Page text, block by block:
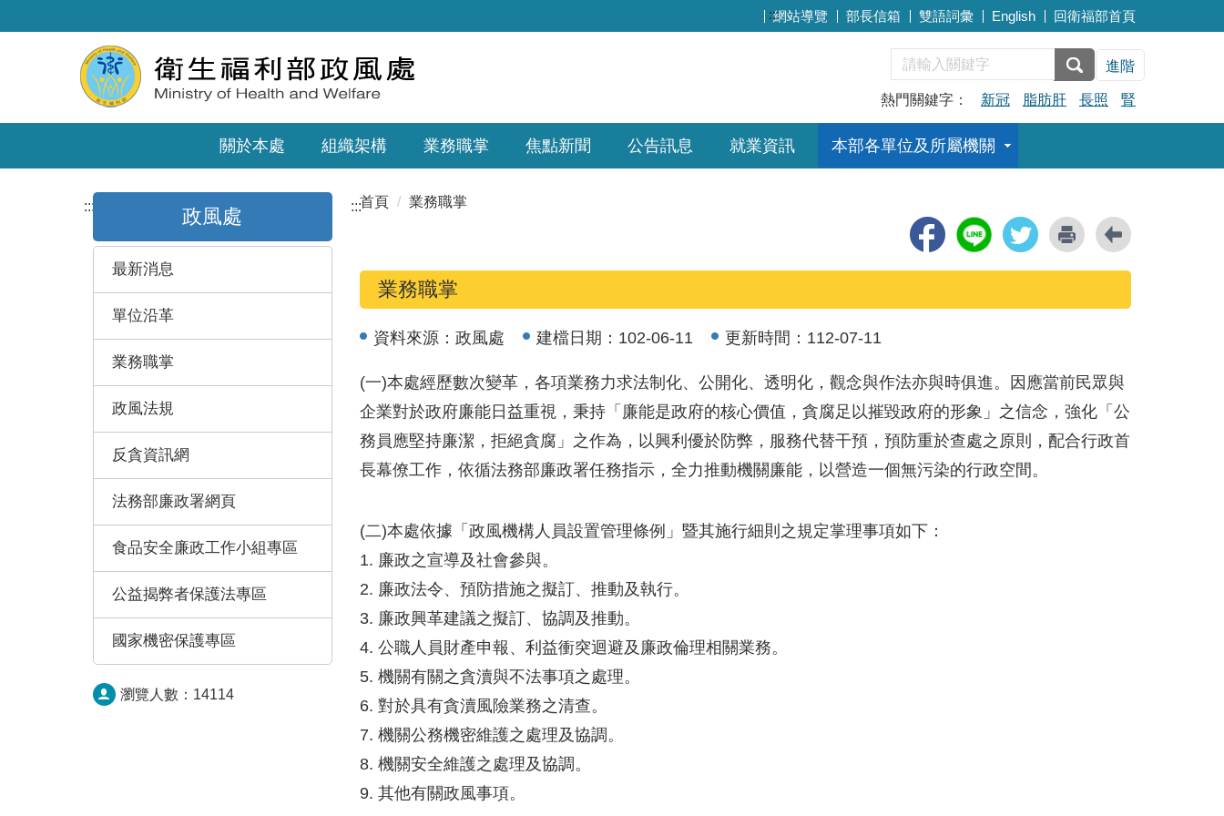
:::網站導覽 部長信箱 雙語詞彙 English 回衛福部首頁
進階
熱門關鍵字： 新冠 脂肪肝 長照 腎
關於本處 組織架構 業務職掌 焦點新聞 公告訊息 就業資訊 本部各單位及所屬機關
::: 政風處
最新消息
單位沿革
業務職掌
政風法規
反貪資訊網
法務部廉政署網頁
食品安全廉政工作小組專區
公益揭弊者保護法專區
國家機密保護專區
瀏覽人數： 14114
:::首頁 業務職掌
業務職掌
資料來源： 政風處 建檔日期： 102-06-11 更新時間： 112-07-11
(一)本處經歷數次變革，各項業務力求法制化、公開化、透明化，觀念與作法亦與時俱進。因應當前民眾與
企業對於政府廉能日益重視，秉持「廉能是政府的核心價值，貪腐足以摧毀政府的形象」之信念，強化「公
務員應堅持廉潔，拒絕貪腐」之作為，以興利優於防弊，服務代替干預，預防重於查處之原則，配合行政首
長幕僚工作，依循法務部廉政署任務指示，全力推動機關廉能，以營造一個無污染的行政空間。
(二)本處依據「政風機構人員設置管理條例」暨其施行細則之規定掌理事項如下：
1. 廉政之宣導及社會參與。
2. 廉政法令、預防措施之擬訂、推動及執行。
3. 廉政興革建議之擬訂、協調及推動。
4. 公職人員財產申報、利益衝突迴避及廉政倫理相關業務。
5. 機關有關之貪瀆與不法事項之處理。
6. 對於具有貪瀆風險業務之清查。
7. 機關公務機密維護之處理及協調。
8. 機關安全維護之處理及協調。
9. 其他有關政風事項。